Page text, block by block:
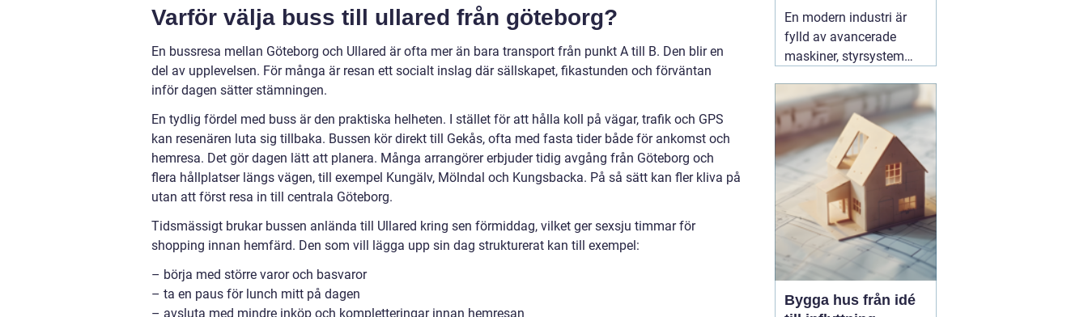
Varför välja buss till ullared från göteborg?
En bussresa mellan Göteborg och Ullared är ofta mer än bara transport från punkt A till B. Den blir en
del av upplevelsen. För många är resan ett socialt inslag där sällskapet, fikastunden och förväntan
inför dagen sätter stämningen.
En tydlig fördel med buss är den praktiska helheten. I stället för att hålla koll på vägar, trafik och GPS
kan resenären luta sig tillbaka. Bussen kör direkt till Gekås, ofta med fasta tider både för ankomst och
hemresa. Det gör dagen lätt att planera. Många arrangörer erbjuder tidig avgång från Göteborg och
flera hållplatser längs vägen, till exempel Kungälv, Mölndal och Kungsbacka. På så sätt kan fler kliva på
utan att först resa in till centrala Göteborg.
Tidsmässigt brukar bussen anlända till Ullared kring sen förmiddag, vilket ger sexsju timmar för
shopping innan hemfärd. Den som vill lägga upp sin dag strukturerat kan till exempel:
– börja med större varor och basvaror
– ta en paus för lunch mitt på dagen
– avsluta med mindre inköp och kompletteringar innan hemresan
effektiv produktion
En modern industri är
fylld av avancerade
maskiner, styrsystem
elnätet. För att allt ska
fungera tryggt, effektivt
och utan oväntade stopp
behövs en specialist
som förstår både
elteknik och
produktionens krav. Här
03 augusti 2026
Bygga hus från idé